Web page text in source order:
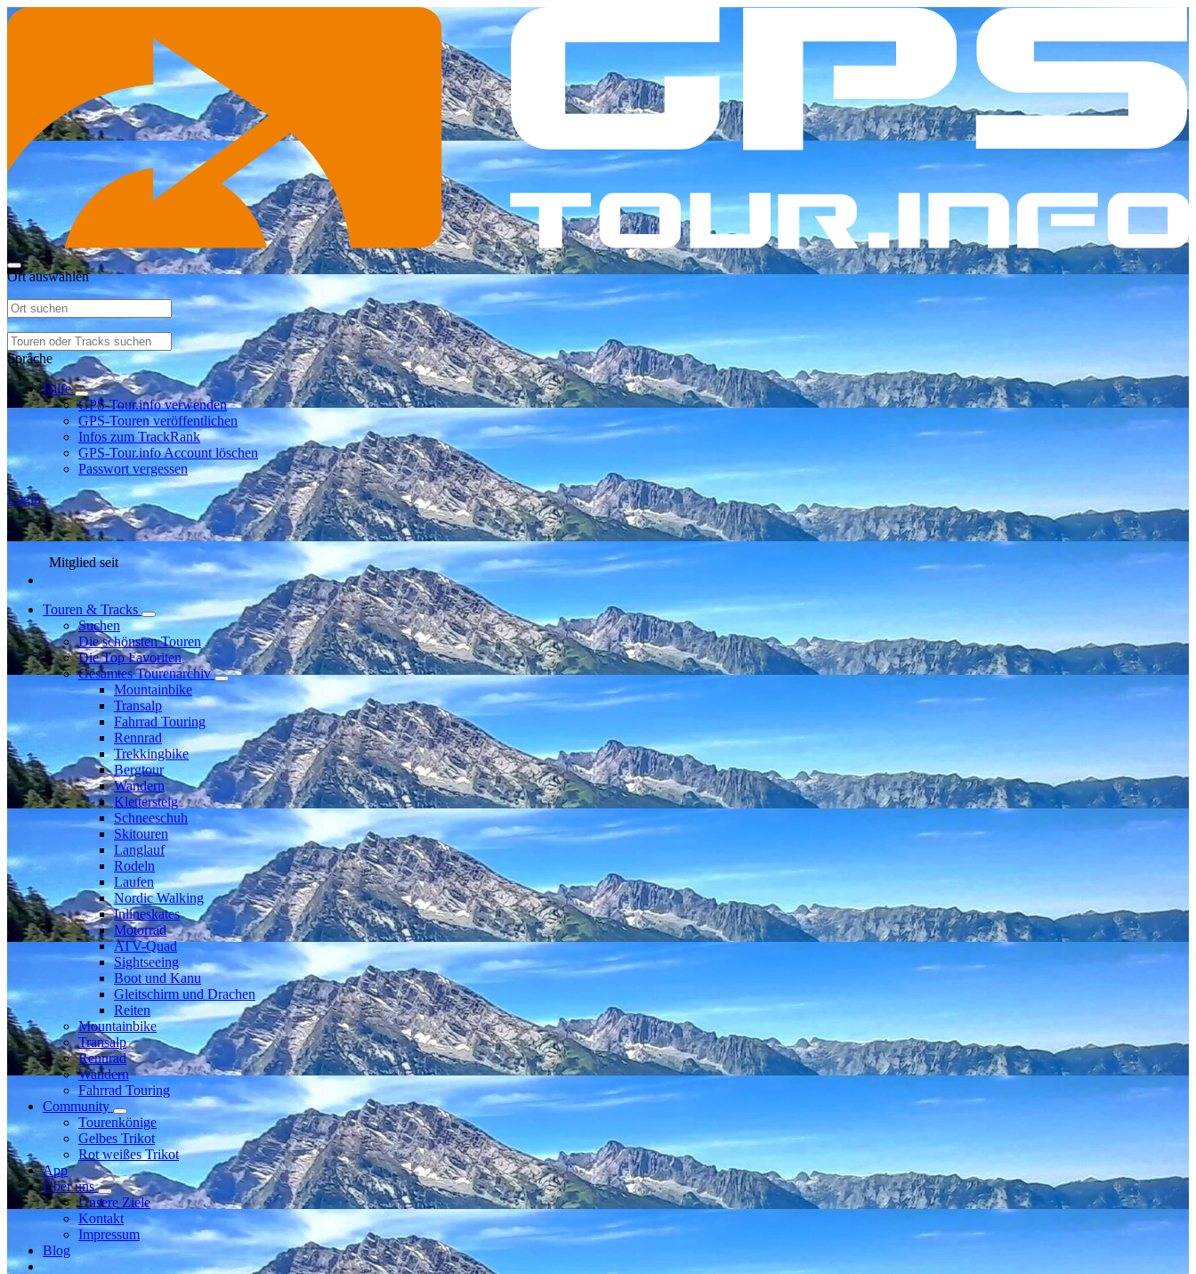
Ort auswählen
Sprache
Hilfe
GPS-Tour.info verwenden
GPS-Touren veröffentlichen
Infos zum TrackRank
GPS-Tour.info Account löschen
Passwort vergessen
Login
Mitglied seit
Touren & Tracks
Suchen
Die schönsten Touren
Die Top Favoriten
Gesamtes Tourenarchiv
Mountainbike
Transalp
Fahrrad Touring
Rennrad
Trekkingbike
Bergtour
Wandern
Klettersteig
Schneeschuh
Skitouren
Langlauf
Rodeln
Laufen
Nordic Walking
Inlineskates
Motorrad
ATV-Quad
Sightseeing
Boot und Kanu
Gleitschirm und Drachen
Reiten
Mountainbike
Transalp
Rennrad
Wandern
Fahrrad Touring
Community
Tourenkönige
Gelbes Trikot
Rot weißes Trikot
App
Über uns
Unsere Ziele
Kontakt
Impressum
Blog